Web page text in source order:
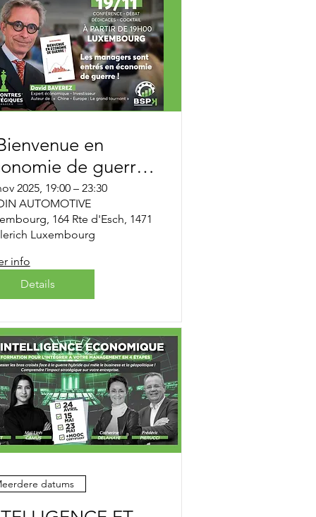
en
de guerre !
David Baverez
2025, 19:00 – 23:30
AUTOMOTIVE
164 Rte d'Esch, 1471
Luxembourg
info
Details
datums